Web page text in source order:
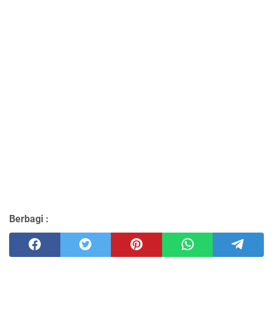
Berbagi :